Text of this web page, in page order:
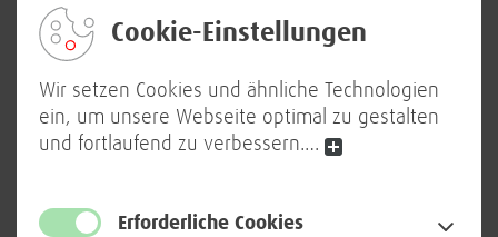
Cookie-Einstellungen
Wir setzen Cookies und ähnliche Technologien
ein, um unsere Webseite optimal zu gestalten
und fortlaufend zu verbessern.…
Erforderliche Cookies
Bisher war Ulrich Meister Leiter Kontinentaleuropa beim
weltweit tätigen indischen IT-Dienstleister Wipro
und Volkswirtschaftler das System-integrationsgeschäft
bei der Telekom-Tochter T-Systems. Weitere berufliche
Stationen führten ihn zur Landesbank Hessen-Thüringen